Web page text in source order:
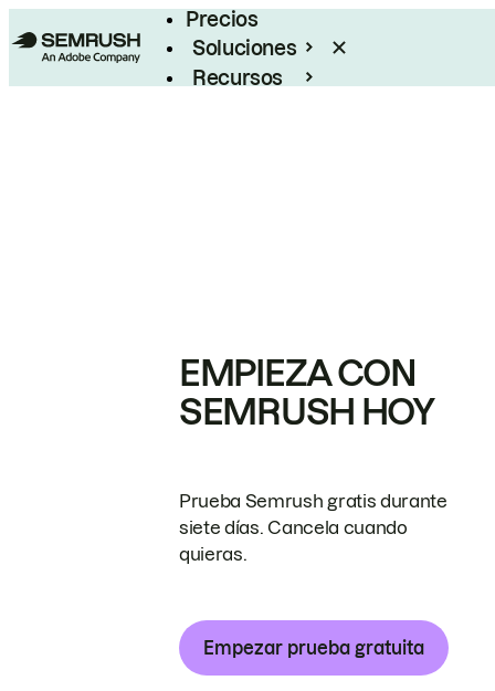
Precios
Soluciones
Recursos
EMPIEZA CON
SEMRUSH HOY
Prueba Semrush gratis durante
siete días. Cancela cuando
quieras.
Empezar prueba gratuita